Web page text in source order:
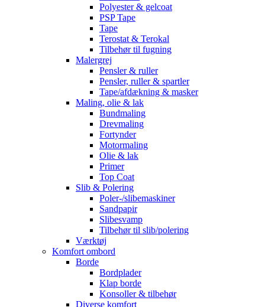
Polyester & gelcoat
PSP Tape
Tape
Terostat & Terokal
Tilbehør til fugning
Malergrej
Pensler & ruller
Pensler, ruller & spartler
Tape/afdækning & masker
Maling, olie & lak
Bundmaling
Drevmaling
Fortynder
Motormaling
Olie & lak
Primer
Top Coat
Slib & Polering
Poler-/slibemaskiner
Sandpapir
Slibesvamp
Tilbehør til slib/polering
Værktøj
Komfort ombord
Borde
Bordplader
Klap borde
Konsoller & tilbehør
Diverse komfort